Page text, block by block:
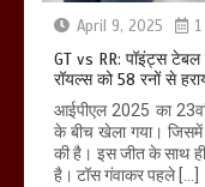
April 9, 2025
GT vs RR: पॉइंट्स टेबल
रॉयल्स को 58 रनों से
आईपीएल 2025 का
के बीच खेला गया।
की है। इस जीत के साथ
है। टॉस गंवाकर पहले […]